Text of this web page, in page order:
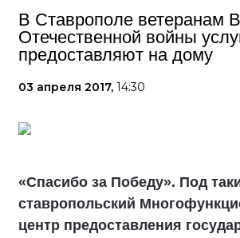
В Ставрополе ветеранам
Отечественной войны
предоставляют на дому
03 апреля 2017, 14:30
«Спасибо за Победу». Под
ставропольский
центр предоставления